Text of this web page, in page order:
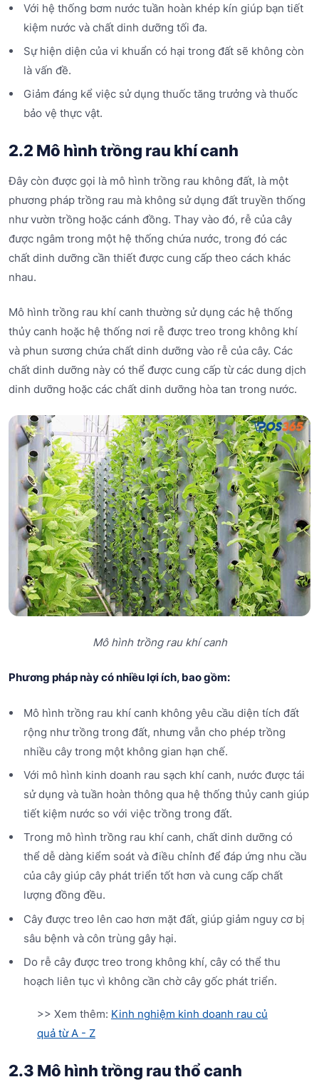
Với hệ thống bơm nước tuần hoàn khép kín giúp bạn tiết
kiệm nước và chất dinh dưỡng tối đa.
Sự hiện diện của vi khuẩn có hại trong đất sẽ không còn
là vấn đề.
Giảm đáng kể việc sử dụng thuốc tăng trưởng và thuốc
bảo vệ thực vật.
2.2 Mô hình trồng rau khí canh
Đây còn được gọi là mô hình trồng rau không đất, là một
phương pháp trồng rau mà không sử dụng đất truyền thống
như vườn trồng hoặc cánh đồng. Thay vào đó, rễ của cây
được ngâm trong một hệ thống chứa nước, trong đó các
chất dinh dưỡng cần thiết được cung cấp theo cách khác
nhau.
Mô hình trồng rau khí canh thường sử dụng các hệ thống
thủy canh hoặc hệ thống nơi rễ được treo trong không khí
và phun sương chứa chất dinh dưỡng vào rễ của cây. Các
chất dinh dưỡng này có thể được cung cấp từ các dung dịch
dinh dưỡng hoặc các chất dinh dưỡng hòa tan trong nước.
Mô hình trồng rau khí canh
Phương pháp này có nhiều lợi ích, bao gồm:
Mô hình trồng rau khí canh không yêu cầu diện tích đất
rộng như trồng trong đất, nhưng vẫn cho phép trồng
nhiều cây trong một không gian hạn chế.
Với mô hình kinh doanh rau sạch khí canh, nước được tái
sử dụng và tuần hoàn thông qua hệ thống thủy canh giúp
tiết kiệm nước so với việc trồng trong đất.
Trong mô hình trồng rau khí canh, chất dinh dưỡng có
thể dễ dàng kiểm soát và điều chỉnh để đáp ứng nhu cầu
của cây giúp cây phát triển tốt hơn và cung cấp chất
lượng đồng đều.
Cây được treo lên cao hơn mặt đất, giúp giảm nguy cơ bị
sâu bệnh và côn trùng gây hại.
Do rễ cây được treo trong không khí, cây có thể thu
hoạch liên tục vì không cần chờ cây gốc phát triển.
>> Xem thêm: Kinh nghiệm kinh doanh rau củ
quả từ A - Z
2.3 Mô hình trồng rau thổ canh